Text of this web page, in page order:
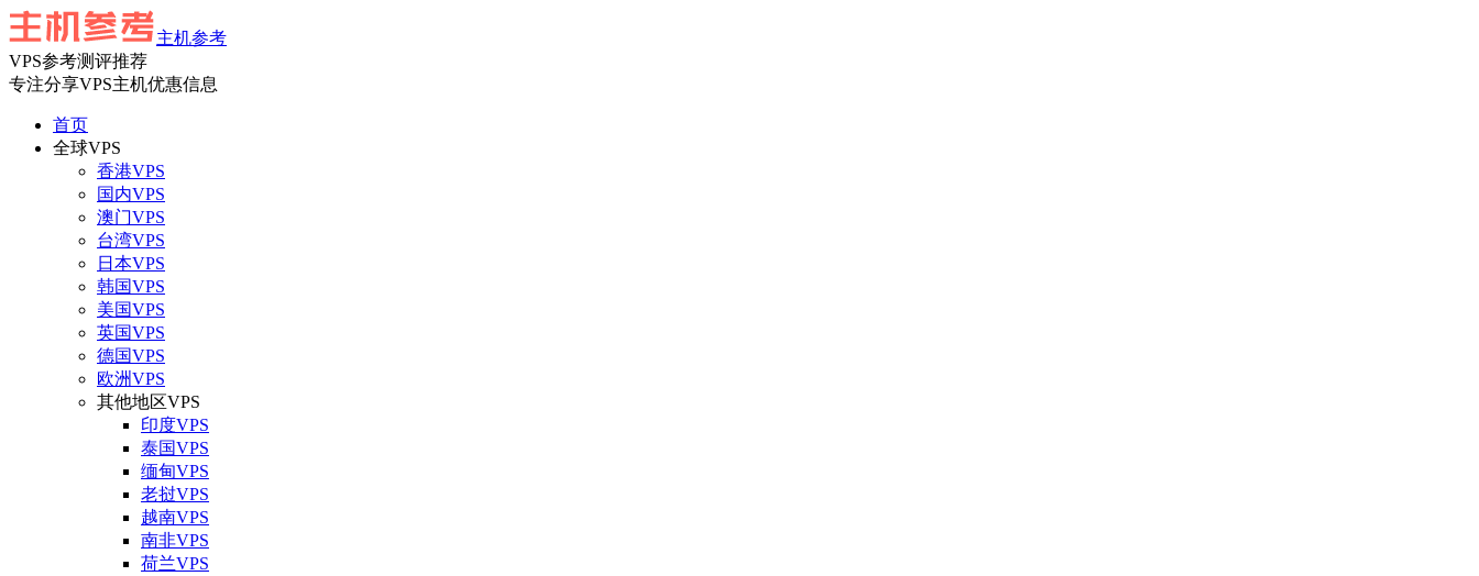
主机参考
VPS参考测评推荐
专注分享VPS主机优惠信息
首页
全球VPS
香港VPS
国内VPS
澳门VPS
台湾VPS
日本VPS
韩国VPS
美国VPS
英国VPS
德国VPS
欧洲VPS
其他地区VPS
印度VPS
泰国VPS
缅甸VPS
老挝VPS
越南VPS
南非VPS
荷兰VPS